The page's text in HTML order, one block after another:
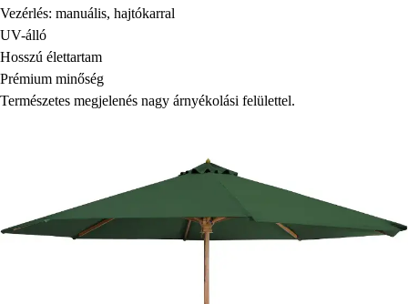
Vezérlés: manuális, hajtókarral
UV-álló
Hosszú élettartam
Prémium minőség
Természetes megjelenés nagy árnyékolási felülettel.